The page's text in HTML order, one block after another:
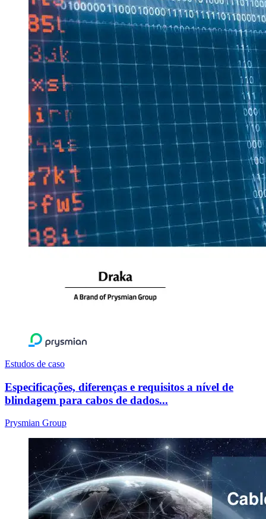
Estudos de caso
Especificações, diferenças e requisitos a nível de
blindagem para cabos de dados...
Prysmian Group